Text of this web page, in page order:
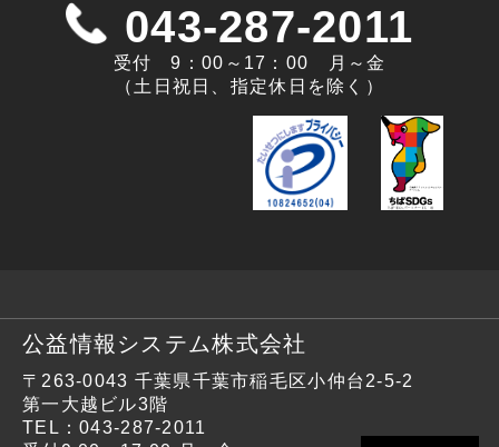
043-287-2011
受付 9：00～17：00 月～金
（土日祝日、指定休日を除く）
公益情報システム株式会社
〒263-0043 千葉県千葉市稲毛区小仲台2-5-2
第一大越ビル3階
TEL：043-287-2011